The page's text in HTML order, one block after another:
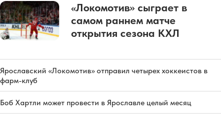
«Локомотив» сыграет в
самом раннем матче
открытия сезона КХЛ
Ярославский «Локомотив» отправил четырех хоккеистов в
фарм-клуб
Боб Хартли может провести в Ярославле целый месяц